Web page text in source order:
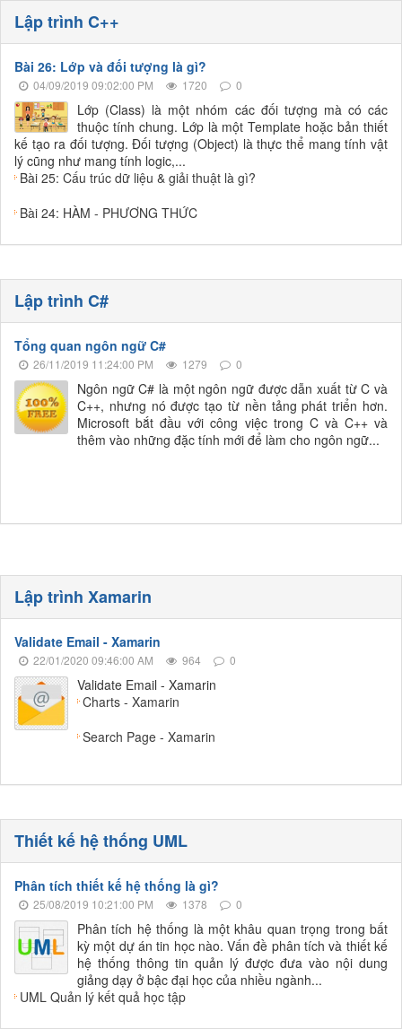
Lập trình C++
Bài 26: Lớp và đối tượng là gì?
04/09/2019 09:02:00 PM 1720 0
Lớp (Class) là một nhóm các đối tượng mà có các
thuộc tính chung. Lớp là một Template hoặc bản thiết
kế tạo ra đối tượng. Đối tượng (Object) là thực thể mang tính vật
lý cũng như mang tính logic,...
Bài 25: Cấu trúc dữ liệu & giải thuật là gì?
Bài 24: HÀM - PHƯƠNG THỨC
Lập trình C#
Tổng quan ngôn ngữ C#
26/11/2019 11:24:00 PM 1279 0
Ngôn ngữ C# là một ngôn ngữ được dẫn xuất từ C và
C++, nhưng nó được tạo từ nền tảng phát triển hơn.
Microsoft bắt đầu với công việc trong C và C++ và
thêm vào những đặc tính mới để làm cho ngôn ngữ...
Lập trình Xamarin
Validate Email - Xamarin
22/01/2020 09:46:00 AM 964 0
Validate Email - Xamarin
Charts - Xamarin
Search Page - Xamarin
Thiết kế hệ thống UML
Phân tích thiết kế hệ thống là gì?
25/08/2019 10:21:00 PM 1378 0
Phân tích hệ thống là một khâu quan trọng trong bất
kỳ một dự án tin học nào. Vấn đề phân tích và thiết kế
hệ thống thông tin quản lý được đưa vào nội dung
giảng dạy ở bậc đại học của nhiều ngành...
UML Quản lý kết quả học tập